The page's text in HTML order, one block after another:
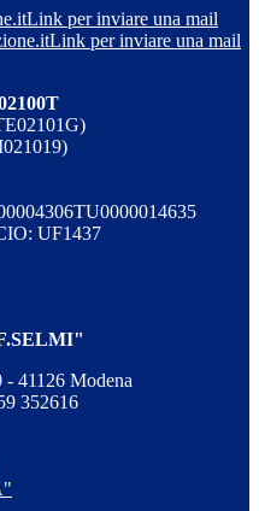
Link per inviare una mail
Link per inviare una mail
UF1437
41126 Modena
352616